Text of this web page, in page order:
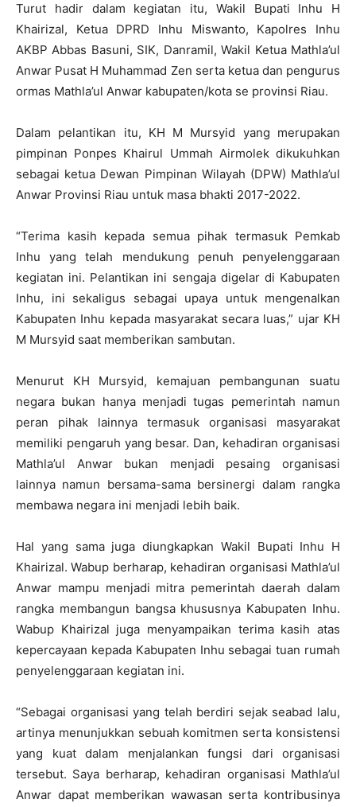
Turut hadir dalam kegiatan itu, Wakil Bupati Inhu H
Khairizal, Ketua DPRD Inhu Miswanto, Kapolres Inhu
AKBP Abbas Basuni, SIK, Danramil, Wakil Ketua Mathla’ul
Anwar Pusat H Muhammad Zen serta ketua dan pengurus
ormas Mathla’ul Anwar kabupaten/kota se provinsi Riau.
Dalam pelantikan itu, KH M Mursyid yang merupakan
pimpinan Ponpes Khairul Ummah Airmolek dikukuhkan
sebagai ketua Dewan Pimpinan Wilayah (DPW) Mathla’ul
Anwar Provinsi Riau untuk masa bhakti 2017-2022.
“Terima kasih kepada semua pihak termasuk Pemkab
Inhu yang telah mendukung penuh penyelenggaraan
kegiatan ini. Pelantikan ini sengaja digelar di Kabupaten
Inhu, ini sekaligus sebagai upaya untuk mengenalkan
Kabupaten Inhu kepada masyarakat secara luas,” ujar KH
M Mursyid saat memberikan sambutan.
Menurut KH Mursyid, kemajuan pembangunan suatu
negara bukan hanya menjadi tugas pemerintah namun
peran pihak lainnya termasuk organisasi masyarakat
memiliki pengaruh yang besar. Dan, kehadiran organisasi
Mathla’ul Anwar bukan menjadi pesaing organisasi
lainnya namun bersama-sama bersinergi dalam rangka
membawa negara ini menjadi lebih baik.
Hal yang sama juga diungkapkan Wakil Bupati Inhu H
Khairizal. Wabup berharap, kehadiran organisasi Mathla’ul
Anwar mampu menjadi mitra pemerintah daerah dalam
rangka membangun bangsa khususnya Kabupaten Inhu.
Wabup Khairizal juga menyampaikan terima kasih atas
kepercayaan kepada Kabupaten Inhu sebagai tuan rumah
penyelenggaraan kegiatan ini.
“Sebagai organisasi yang telah berdiri sejak seabad lalu,
artinya menunjukkan sebuah komitmen serta konsistensi
yang kuat dalam menjalankan fungsi dari organisasi
tersebut. Saya berharap, kehadiran organisasi Mathla’ul
Anwar dapat memberikan wawasan serta kontribusinya